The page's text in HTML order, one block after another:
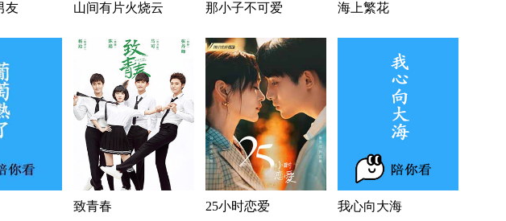
友 山间有片火烧云 那小子不可爱 海上繁花
致青春 25小时恋爱 我心向大海